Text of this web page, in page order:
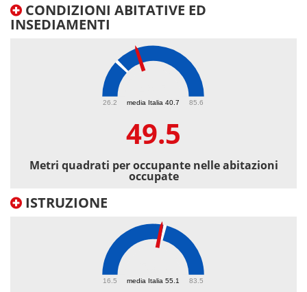
CONDIZIONI ABITATIVE ED
INSEDIAMENTI
media Italia 40.7
26.2 85.6
49.5
Metri quadrati per occupante nelle abitazioni
occupate
ISTRUZIONE
media Italia 55.1
16.5 83.5